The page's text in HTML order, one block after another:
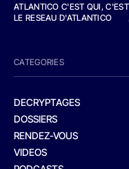
ATLANTICO C'EST QUI,
LE RESEAU D'ATLANTICO
CATEGORIES
DECRYPTAGES
DOSSIERS
RENDEZ-VOUS
VIDEOS